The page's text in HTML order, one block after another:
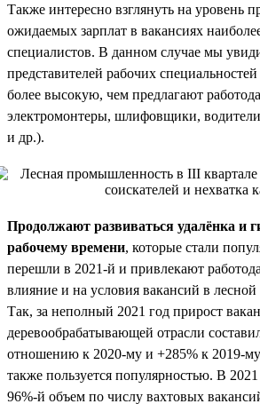
Также интересно взглянуть на уровень
ожидаемых зарплат в вакансиях
специалистов. В данном случае мы
представителей рабочих
более высокую, чем предлагают
электромонтеры, шлифовщики,
и др.).
Продолжают развиваться удалёнка и
рабочему времени, которые стали
перешли в 2021-й и привлекают
влияние и на условия вакансий в
Так, за неполный 2021 год прирост
деревообрабатывающей отрасли
отношению к 2020-му и +285% к 2019-
также пользуется популярностью. В
96%-й объем по числу вахтовых